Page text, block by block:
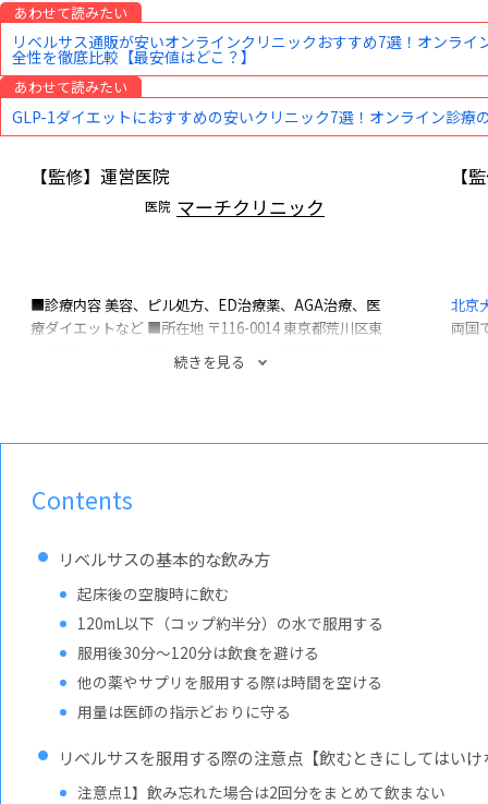
あわせて読みたい
リベルサス通販が安いオンラインクリニックおすすめ7選！オンラ
全性を徹底比較【最安値はどこ？】
あわせて読みたい
GLP-1ダイエットにおすすめの安いクリニック7選！オンライン診療
【監修】運営医院
医院 マーチクリニック
■診療内容美容、ピル処方、ED治療薬、AGA治療、医
療ダイエットなど ■所在地 〒116-0014東京都荒川区東
療時間：10:00～19:00 （日祝休診）
続きを見る
【
北京
両国
Contents
リベルサスの基本的な飲み方
起床後の空腹時に飲む
120mL以下（コップ約半分）の水で服用する
服用後30分〜120分は飲食を避ける
他の薬やサプリを服用する際は時間を空ける
用量は医師の指示どおりに守る
リベルサスを服用する際の注意点【飲むときにしてはい
注意点1】飲み忘れた場合は2回分をまとめて飲まない